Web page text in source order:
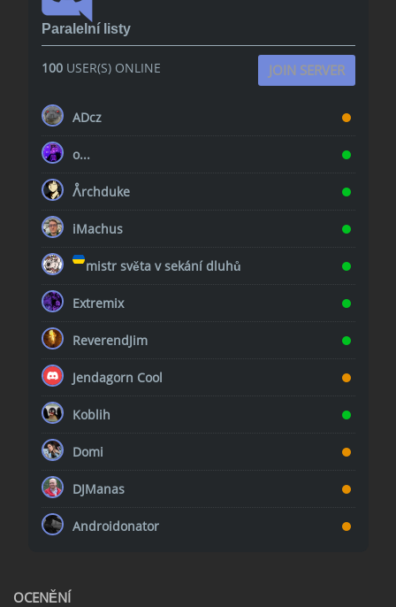
Paralelní listy
100USER(S) ONLINE JOIN SERVER
ADcz
o...
ᐰrchduke
iMachus
mistr světa v sekání dluhů
Extremix
ReverendJim
Jendagorn Cool
Koblih
Domi
DJManas
Androidonator
OCENĚNÍ